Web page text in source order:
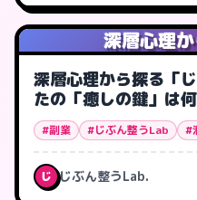
深層心理
深層心理から探る「
たの「癒しの鍵」は
#副業 #じぶん整うLab #
じ じぶん整うLab.